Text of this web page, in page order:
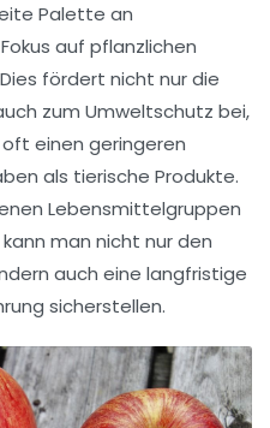
Palette an
auf pflanzlichen
fördert nicht nur die
zum Umweltschutz bei,
einen geringeren
als tierische Produkte.
Lebensmittelgruppen
man nicht nur den
auch eine langfristige
sicherstellen.